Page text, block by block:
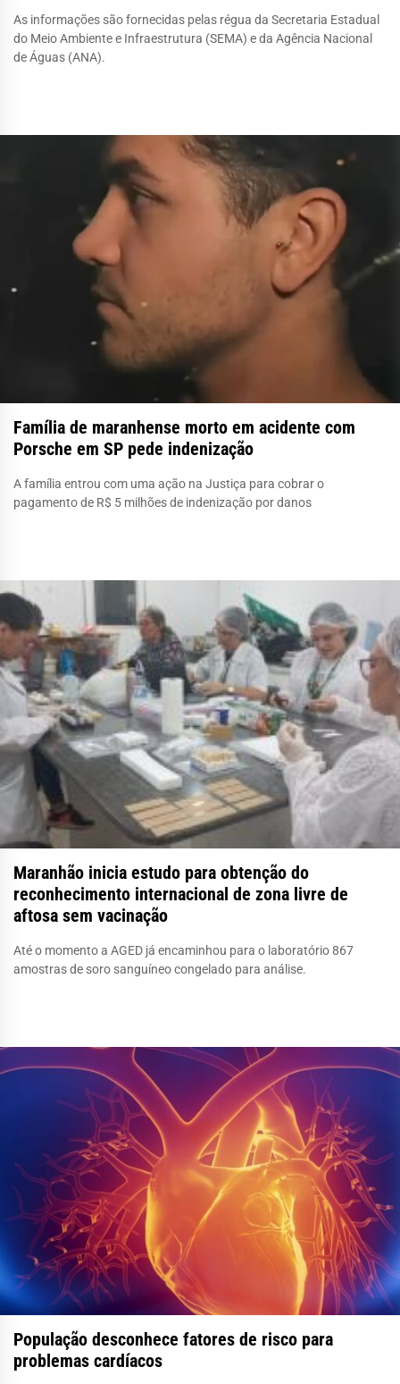
As informações são fornecidas pelas régua da Secretaria Estadual
do Meio Ambiente e Infraestrutura (SEMA) e da Agência Nacional
de Águas (ANA).
Família de maranhense morto em acidente com
Porsche em SP pede indenização
A família entrou com uma ação na Justiça para cobrar o
pagamento de R$ 5 milhões de indenização por danos
Maranhão inicia estudo para obtenção do
reconhecimento internacional de zona livre de
aftosa sem vacinação
Até o momento a AGED já encaminhou para o laboratório 867
amostras de soro sanguíneo congelado para análise.
População desconhece fatores de risco para
problemas cardíacos